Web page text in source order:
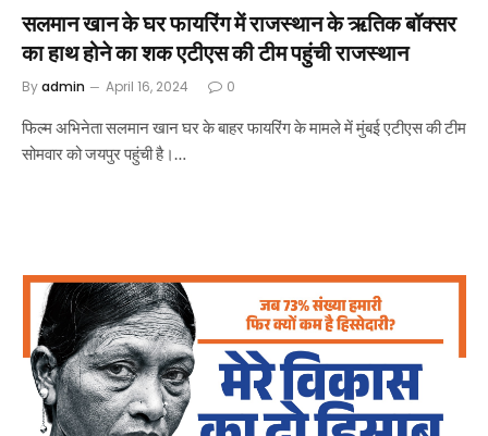
सलमान खान के घर फायरिंग में राजस्थान के ऋतिक बॉक्सर
का हाथ होने का शक एटीएस की टीम पहुंची राजस्थान
Byadmin April 16, 2024 0
फिल्म अभिनेता सलमान खान घर के बाहर फायरिंग के मामले में मुंबई एटीएस की टीम
सोमवार को जयपुर पहुंची है।…